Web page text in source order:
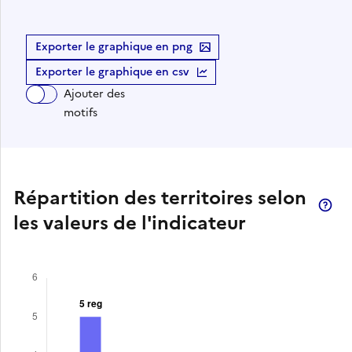
Exporter le graphique en png
Exporter le graphique en csv
Ajouter des
motifs
Répartition des territoires selon
les valeurs de l'indicateur